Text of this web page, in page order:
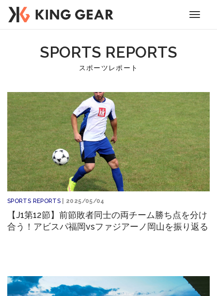
Toggle
SPORTS REPORTS
スポーツレポート
SPORTS REPORTS | 2025/05/04
【J1第12節】前節敗者同士の両チーム勝ち点を分け
合う！アビスパ福岡vsファジアーノ岡山を振り返る